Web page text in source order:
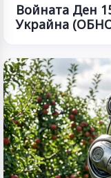
Войната Ден
Украйна